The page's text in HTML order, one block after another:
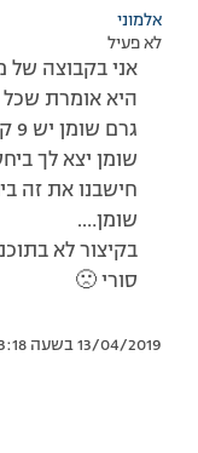
אלמוני
לא פעיל
אני בקבוצה של
שומן יצא לך
חישבנו את זה
שומן….
בקיצור לא
סורי 🙁
13/04/2019 בשעה 13:18